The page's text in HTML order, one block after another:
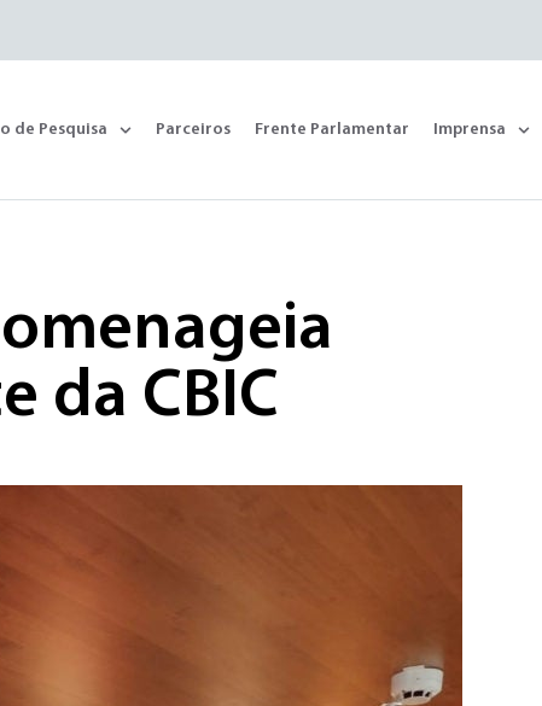
de Pesquisa Parceiros Frente Parlamentar Imprensa
da CBIC